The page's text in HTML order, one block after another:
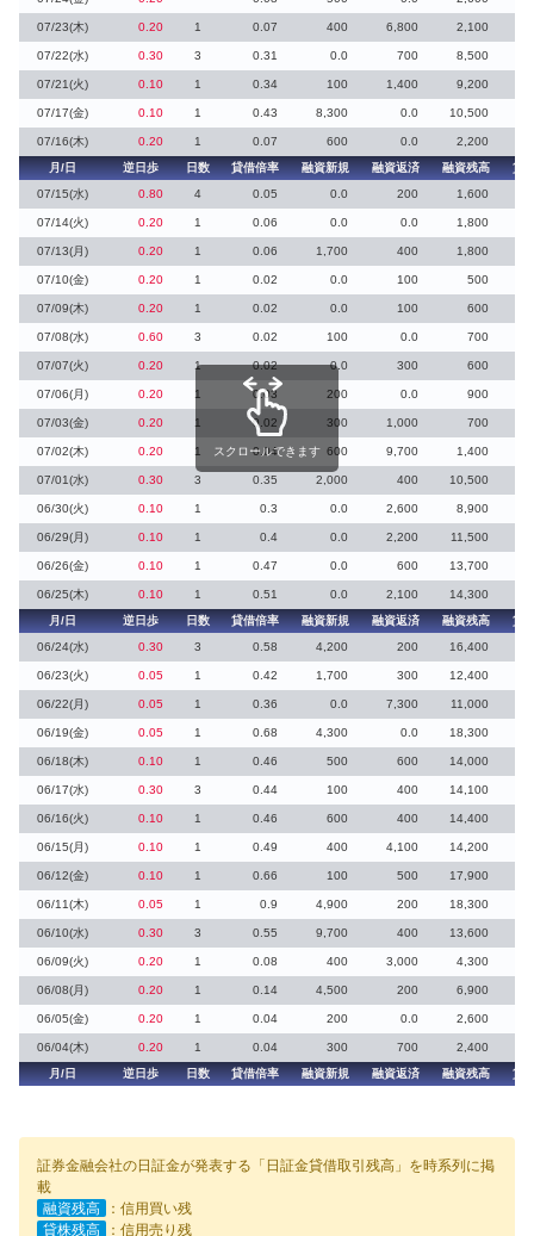
07/23(木) 0.20 1 0.07 400 6,800 2,100
07/22(水) 0.30 3 0.31 0.0 700 8,500
07/21(火) 0.10 1 0.34 100 1,400 9,200
07/17(金) 0.10 1 0.43 8,300 0.0 10,500
07/16(木) 0.20 1 0.07 600 0.0
2,200
月/日
逆日歩 日数 貸借倍率 融資新規 融資返済 融資残高
貸
07/15(水)
0.80 4 0.05 0.0 200 1,600
07/14(火) 0.20 1 0.06 0.0 0.0 1,800
07/13(月) 0.20 1 0.06 1,700 400 1,800
07/10(金) 0.20 1 0.02 0.0 100 500
07/09(木) 0.20 1 0.02 0.0 100 600
07/08(水) 0.60 3 0.02 100 0.0 700
07/07(火) 0.20 1 0.02 0.0 300 600
07/06(月) 0.20 1 0.03 200 0.0 900
07/03(金) 0.20 1 0.02 300 1,000 700
07/02(木) 0.20 1 0.04 600 9,700 1,400
07/01(水) 0.30 3 0.35 2,000 400 10,500
06/30(火) 0.10 1 0.3 0.0 2,600 8,900
06/29(月) 0.10 1 0.4 0.0 2,200 11,500
06/26(金) 0.10 1 0.47 0.0 600 13,700
06/25(木) 0.10 1 0.51 0.0 2,100
14,300
月/日
逆日歩 日数 貸借倍率 融資新規 融資返済 融資残高
貸
06/24(水)
0.30 3 0.58 4,200 200 16,400
06/23(火) 0.05 1 0.42 1,700 300 12,400
06/22(月) 0.05 1 0.36 0.0 7,300 11,000
06/19(金) 0.05 1 0.68 4,300 0.0 18,300
06/18(木) 0.10 1 0.46 500 600 14,000
06/17(水) 0.30 3 0.44 100 400 14,100
06/16(火) 0.10 1 0.46 600 400 14,400
06/15(月) 0.10 1 0.49 400 4,100 14,200
06/12(金) 0.10 1 0.66 100 500 17,900
06/11(木) 0.05 1 0.9 4,900 200 18,300
06/10(水) 0.30 3 0.55 9,700 400 13,600
06/09(火) 0.20 1 0.08 400 3,000 4,300
06/08(月) 0.20 1 0.14 4,500 200 6,900
06/05(金) 0.20 1 0.04 200 0.0 2,600
06/04(木) 0.20 1 0.04 300 700 2,400
月/日
逆日歩 日数 貸借倍率 融資新規 融資返済 融資残高 貸
スクロールできます
証券金融会社の日証金が発表する「日証金貸借取引残高」を時系列に掲
載
融資残高
：信用買い残
貸株残高
：信用売り残